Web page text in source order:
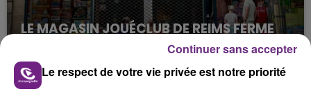
LE MAGASIN JOUÉCLUB DE REIMS FERME
C'était l'une des institutions du centre-ville
rémois. Le magasin JouéClub est contraint de
Le respect de votre vie privée est notre priorité
Continuer sans accepter